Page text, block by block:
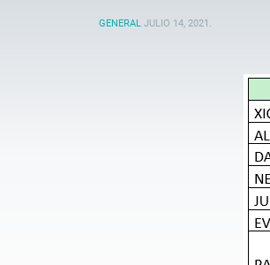
GENERAL JULIO 14, 2021 .